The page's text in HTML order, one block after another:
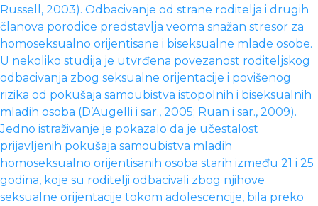
Russell, 2003). Odbacivanje od strane roditelja i drugih
članova porodice predstavlja veoma snažan stresor za
homoseksualno orijentisane i biseksualne mlade osobe.
U nekoliko studija je utvrđena povezanost roditeljskog
odbacivanja zbog seksualne orijentacije i povišenog
rizika od pokušaja samoubistva istopolnih i biseksualnih
mladih osoba (D’Augelli i sar., 2005; Ruan i sar., 2009).
Jedno istraživanje je pokazalo da je učestalost
prijavljenih pokušaja samoubistva mladih
homoseksualno orijentisanih osoba starih između 21 i 25
godina, koje su roditelji odbacivali zbog njihove
seksualne orijentacije tokom adolescencije, bila preko